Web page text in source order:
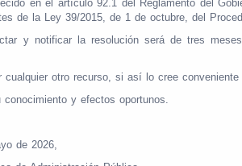
en el artículo 92.1 del Reglamento del
de la Ley 39/2015, de 1 de octubre, del
y notificar la resolución será de tres
cualquier otro recurso, si así lo cree conveniente
y efectos oportunos.
de 2026,